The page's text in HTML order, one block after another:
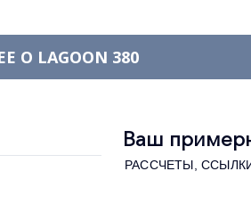
О LAGOON 380
Ваш
РАССЧЕТЫ,